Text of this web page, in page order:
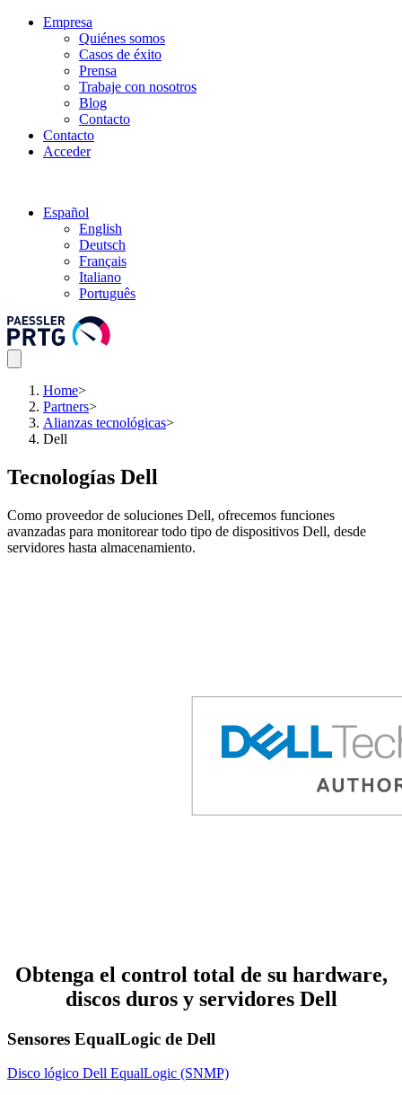
Empresa
Quiénes somos
Casos de éxito
Prensa
Trabaje con nosotros
Blog
Contacto
Contacto
Acceder
Español
English
Deutsch
Français
Italiano
Português
Home>
Partners>
Alianzas tecnológicas>
Dell
Tecnologías Dell
Como proveedor de soluciones Dell, ofrecemos funciones
avanzadas para monitorear todo tipo de dispositivos Dell, desde
servidores hasta almacenamiento.
Obtenga el control total de su hardware,
discos duros y servidores Dell
Sensores EqualLogic de Dell
Disco lógico Dell EqualLogic (SNMP)